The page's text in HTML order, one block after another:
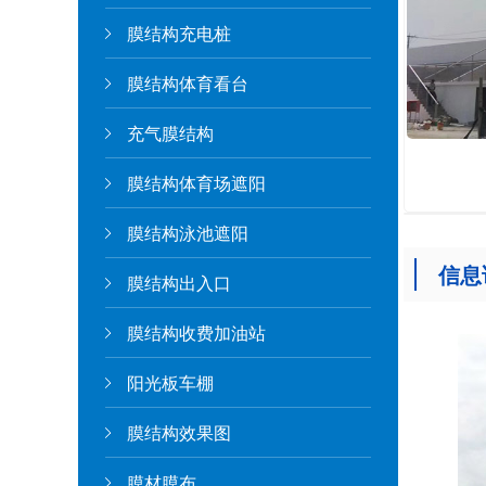
膜结构充电桩
膜结构体育看台
充气膜结构
膜结构体育场遮阳
膜结构泳池遮阳
膜结构出入口
膜结构收费加油站
阳光板车棚
膜结构效果图
信